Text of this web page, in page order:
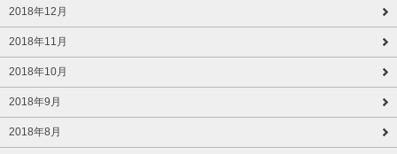
2018年12月
2018年11月
2018年10月
2018年9月
2018年8月